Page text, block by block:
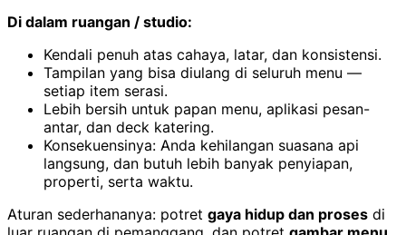
Di dalam ruangan / studio:
Kendali penuh atas cahaya, latar, dan konsistensi.
Tampilan yang bisa diulang di seluruh menu —
setiap item serasi.
Lebih bersih untuk papan menu, aplikasi pesan-
antar, dan deck katering.
Konsekuensinya: Anda kehilangan suasana api
langsung, dan butuh lebih banyak penyiapan,
properti, serta waktu.
Aturan sederhananya: potret gaya hidup dan proses di